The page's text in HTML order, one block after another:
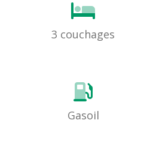
3 couchages
Gasoil